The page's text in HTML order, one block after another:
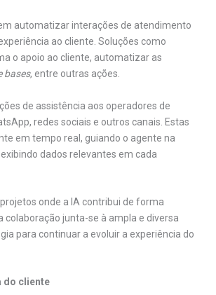
automatizar interações de atendimento
ao cliente. Soluções como
o apoio ao cliente, automatizar as
bases, entre outras ações.
de assistência aos operadores de
redes sociais e outros canais. Estas
em tempo real, guiando o agente na
dados relevantes em cada
onde a IA contribui de forma
junta-se à ampla e diversa
para continuar a evoluir a experiência do
do cliente